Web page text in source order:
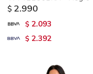
$ 2.990
$ 2.093
$ 2.392